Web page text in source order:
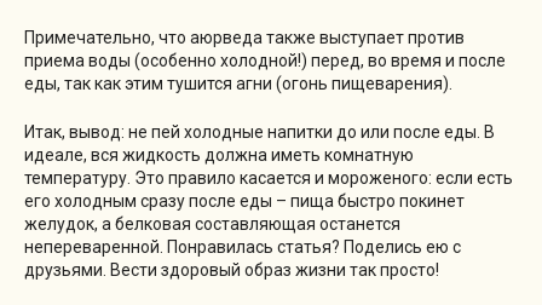
Примечательно, что аюрведа также выступает против
приема воды (особенно холодной!) перед, во время и после
еды, так как этим тушится агни (огонь пищеварения).
Итак, вывод: не пей холодные напитки до или после еды. В
идеале, вся жидкость должна иметь комнатную
температуру. Это правило касается и мороженого: если есть
его холодным сразу после еды – пища быстро покинет
желудок, а белковая составляющая останется
непереваренной. Понравилась статья? Поделись ею с
друзьями. Вести здоровый образ жизни так просто!